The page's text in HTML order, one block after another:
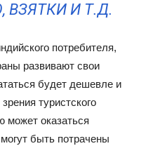
ВЗЯТКИ И Т.Д.
потребителя,
развивают свои
будет дешевле и
туристского
может оказаться
быть потрачены